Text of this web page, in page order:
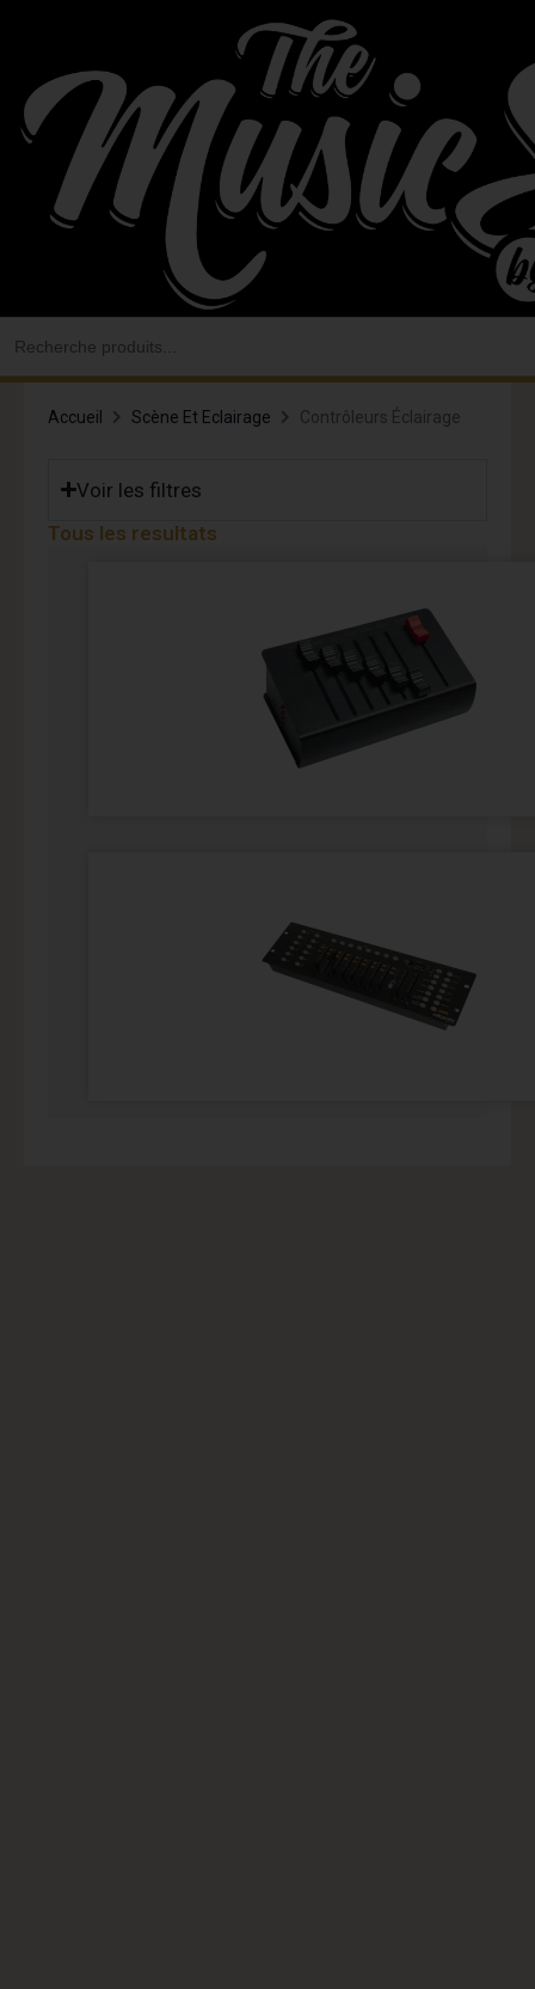
contenu
Accueil Scène Et Eclairage Contrôleurs Éclairage
Voir les filtres
Tous les resultats